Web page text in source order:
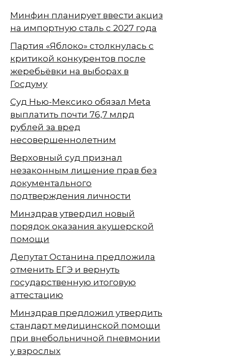
Минфин планирует ввести акциз
на импортную сталь с 2027 года
Партия «Яблоко» столкнулась с
критикой конкурентов после
жеребьёвки на выборах в
Госдуму
Суд Нью-Мексико обязал Meta
выплатить почти 76,7 млрд
рублей за вред
несовершеннолетним
Верховный суд признал
незаконным лишение прав без
документального
подтверждения личности
Минздрав утвердил новый
порядок оказания акушерской
помощи
Депутат Останина предложила
отменить ЕГЭ и вернуть
государственную итоговую
аттестацию
Минздрав предложил утвердить
стандарт медицинской помощи
при внебольничной пневмонии
у взрослых